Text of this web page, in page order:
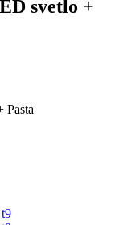
svetlo +
Pasta